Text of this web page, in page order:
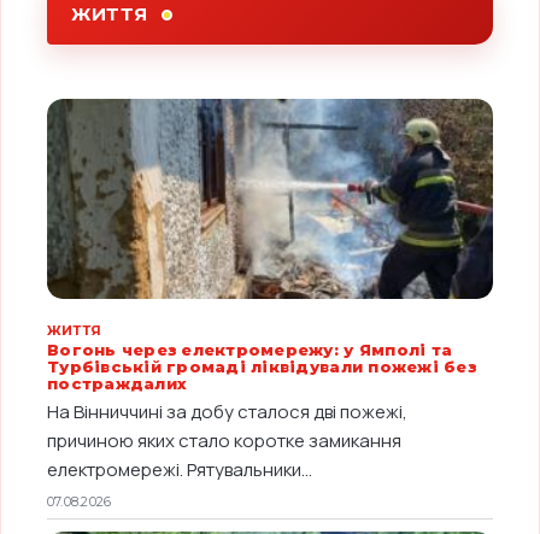
ЖИТТЯ
ЖИТТЯ
Вогонь через електромережу: у Ямполі та
Турбівській громаді ліквідували пожежі без
постраждалих
На Вінниччині за добу сталося дві пожежі,
причиною яких стало коротке замикання
електромережі. Рятувальники...
07.08.2026